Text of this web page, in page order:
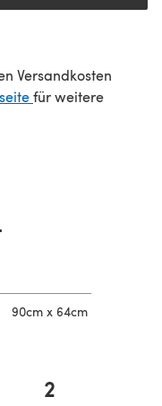
Versandkosten
(öffnet sich in
für weitere
90cm x 64cm
2